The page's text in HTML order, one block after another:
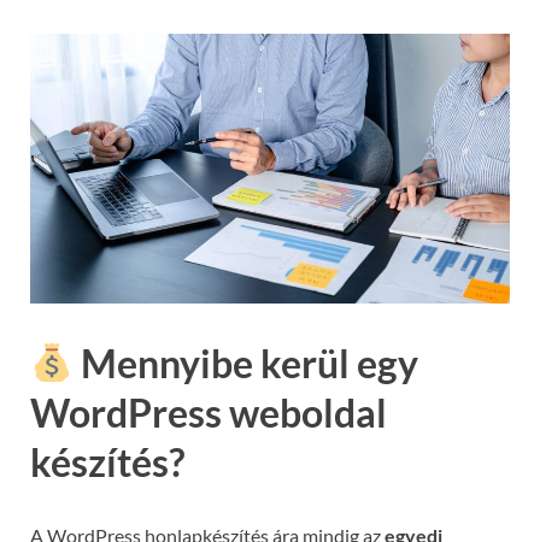
Mennyibe kerül egy
WordPress weboldal
készítés?
A WordPress honlapkészítés ára mindig azegyedi